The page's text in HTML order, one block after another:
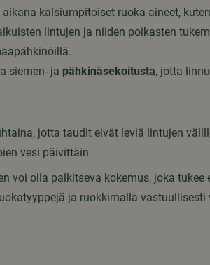
kalsiumpitoiset ruoka-aineet,
lintujen ja niiden poikasten
siemen- ja pähkinäsekoitusta, jotta
jotta taudit eivät leviä lintujen
vesi päivittäin.
voi olla palkitseva kokemus, joka
ja ruokkimalla